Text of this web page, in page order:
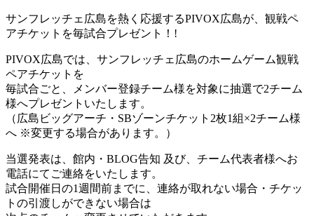
サンフレッチェ広島を熱く応援するPIVOX広島が、観戦ペ
アチケットを毎試合プレゼント！!
PIVOX広島では、サンフレッチェ広島のホームゲーム観戦
ペアチケットを
毎試合ごと、メンバー登録チーム様を対象に抽選で2チーム
様へプレゼントいたします。
（広島ビッグアーチ・SBゾーンチケット2枚1組×2チーム様
へ ※変更する場合があります。）
当選発表は、館内・BLOG告知 及び、チーム代表者様へお
電話にてご連絡をいたします。
試合開催日の1週間前までに、連絡が取れない場合・チケッ
トの引渡しができない場合は